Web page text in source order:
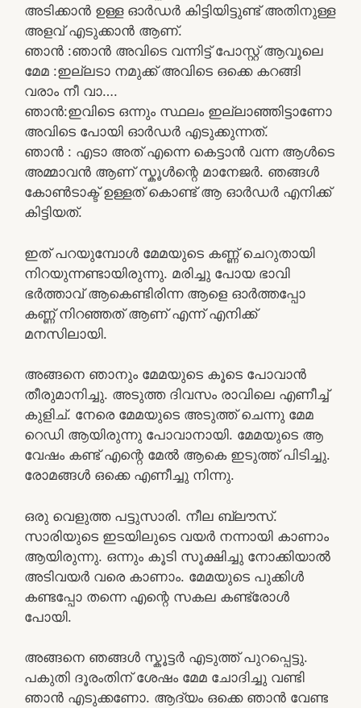
അടിക്കാൻ ഉള്ള ഓർഡർ കിട്ടിയിട്ടുണ്ട് അതിനുള്ള
അളവ് എടുക്കാൻ ആണ്.
ഞാൻ :ഞാൻ അവിടെ വന്നിട്ട് പോസ്റ്റ്‌ ആവൂലെ
മേമ :ഇല്ലടാ നമുക്ക് അവിടെ ഒക്കെ കറങ്ങി
വരാം നീ വാ….
ഞാൻ:ഇവിടെ ഒന്നും സ്ഥലം ഇല്ലാഞ്ഞിട്ടാണോ
അവിടെ പോയി ഓർഡർ എടുക്കുന്നത്.
ഞാൻ : എടാ അത് എന്നെ കെട്ടാൻ വന്ന ആൾടെ
അമ്മാവൻ ആണ് സ്കൂൾന്റെ മാനേജർ. ഞങ്ങൾ
കോൺടാക്ട് ഉള്ളത് കൊണ്ട് ആ ഓർഡർ എനിക്ക്
കിട്ടിയത്.
ഇത് പറയുമ്പോൾ മേമയുടെ കണ്ണ് ചെറുതായി
നിറയുന്നണ്ടായിരുന്നു. മരിച്ചു പോയ ഭാവി
ഭർത്താവ് ആകെണ്ടിരിന്ന ആളെ ഓർത്തപ്പോ
കണ്ണ് നിറഞ്ഞത് ആണ് എന്ന് എനിക്ക്
മനസിലായി.
അങ്ങനെ ഞാനും മേമയുടെ കൂടെ പോവാൻ
തീരുമാനിച്ചു. അടുത്ത ദിവസം രാവിലെ എണീച്ച്
കുളിച്. നേരെ മേമയുടെ അടുത്ത് ചെന്നു മേമ
റെഡി ആയിരുന്നു പോവാനായി. മേമയുടെ ആ
വേഷം കണ്ട് എന്റെ മേൽ ആകെ ഇടുത്ത് പിടിച്ചു.
രോമങ്ങൾ ഒക്കെ എണീച്ചു നിന്നു.
ഒരു വെളുത്ത പട്ടുസാരി. നീല ബ്ലൗസ്.
സാരിയുടെ ഇടയിലുടെ വയർ നന്നായി കാണാം
ആയിരുന്നു. ഒന്നും കൂടി സൂക്ഷിച്ചു നോക്കിയാൽ
അടിവയർ വരെ കാണാം. മേമയുടെ പുക്കിൾ
കണ്ടപ്പോ തന്നെ എന്റെ സകല കണ്ട്രോൾ
പോയി.
അങ്ങനെ ഞങ്ങൾ സ്കൂട്ടർ എടുത്ത് പുറപ്പെട്ടു.
പകുതി ദൂരംതിന് ശേഷം മേമ ചോദിച്ചു വണ്ടി
ഞാൻ എടുക്കണോ. ആദ്യം ഒക്കെ ഞാൻ വേണ്ട